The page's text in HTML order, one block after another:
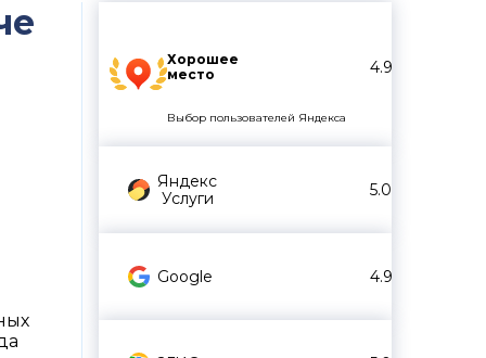
Хорошее
место
4.9
Выбор пользователей Яндекса
Яндекс
Услуги
5.0
Google 4.9